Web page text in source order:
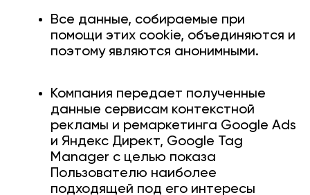
Все данные, собираемые при
помощи этих cookie, объединяются и
поэтому являются анонимными.
Компания передает полученные
данные сервисам контекстной
рекламы и ремаркетинга Google Ads
и Яндекс Директ, Google Tag
Manager с целью показа
Пользователю наиболее
подходящей под его интересы